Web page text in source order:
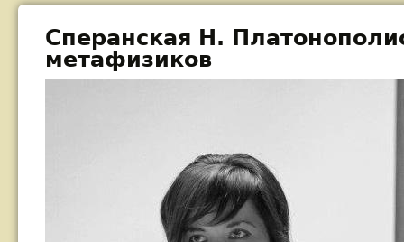
Сперанская Н.
метафизиков